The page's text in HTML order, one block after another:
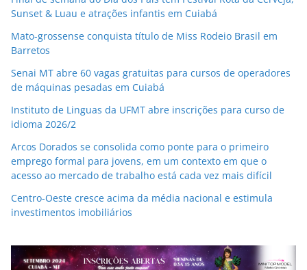
Sunset & Luau e atrações infantis em Cuiabá
Mato-grossense conquista título de Miss Rodeio Brasil em
Barretos
Senai MT abre 60 vagas gratuitas para cursos de operadores
de máquinas pesadas em Cuiabá
Instituto de Linguas da UFMT abre inscrições para curso de
idioma 2026/2
Arcos Dorados se consolida como ponte para o primeiro
emprego formal para jovens, em um contexto em que o
acesso ao mercado de trabalho está cada vez mais difícil
Centro-Oeste cresce acima da média nacional e estimula
investimentos imobiliários